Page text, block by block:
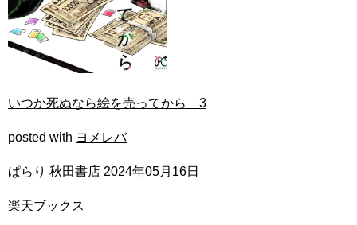
いつか死ぬなら絵を売ってから 3
posted with ヨメレバ
ぱらり 秋田書店 2024年05月16日
楽天ブックス